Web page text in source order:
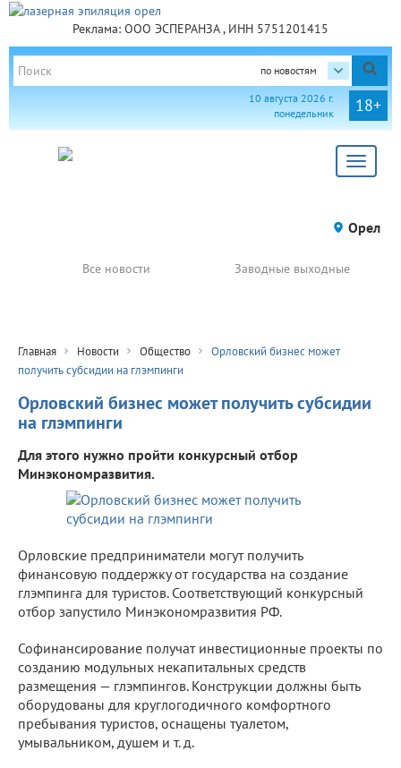
Реклама: ООО ЭСПЕРАНЗА , ИНН 5751201415
по новостям
18+
10 августа 2026 г.
понедельник
Toggle
Орел
Все новости Заводные выходные
Главная Новости Общество
Орловский бизнес может
получить субсидии на глэмпинги
Орловский бизнес может получить субсидии
на глэмпинги
Для этого нужно пройти конкурсный отбор
Минэкономразвития.
Орловские предприниматели могут получить
финансовую поддержку от государства на создание
глэмпинга для туристов. Соответствующий конкурсный
отбор запустило Минэкономразвития РФ.
Софинансирование получат инвестиционные проекты по
созданию модульных некапитальных средств
размещения — глэмпингов. Конструкции должны быть
оборудованы для круглогодичного комфортного
пребывания туристов, оснащены туалетом,
умывальником, душем и т. д.